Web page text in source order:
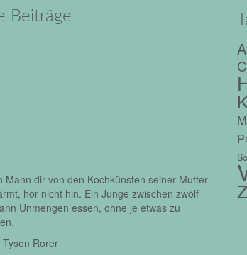
Beiträge
Mann dir von den Kochkünsten seiner Mutter
hör nicht hin. Ein Junge zwischen zwölf
Unmengen essen, ohne je etwas zu
Tyson Rorer